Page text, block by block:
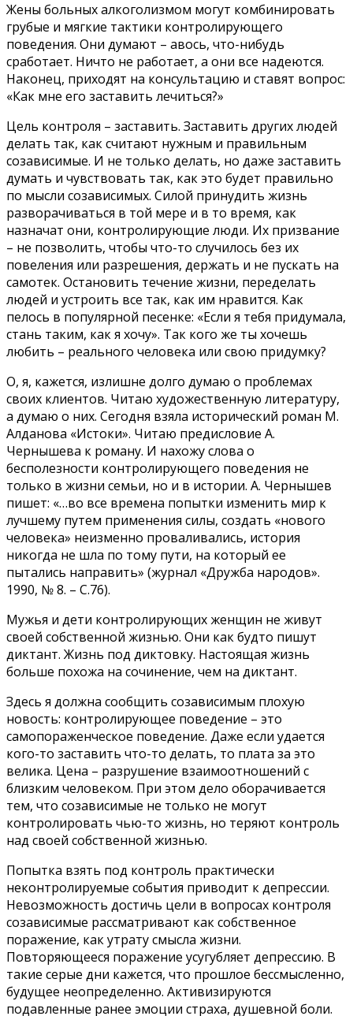
Жены больных алкоголизмом могут комбинировать
грубые и мягкие тактики контролирующего
поведения. Они думают – авось, что-нибудь
сработает. Ничто не работает, а они все надеются.
Наконец, приходят на консультацию и ставят вопрос:
«Как мне его заставить лечиться?»
Цель контроля – заставить. Заставить других людей
делать так, как считают нужным и правильным
созависимые. И не только делать, но даже заставить
думать и чувствовать так, как это будет правильно
по мысли созависимых. Силой принудить жизнь
разворачиваться в той мере и в то время, как
назначат они, контролирующие люди. Их призвание
– не позволить, чтобы что-то случилось без их
повеления или разрешения, держать и не пускать на
самотек. Остановить течение жизни, переделать
людей и устроить все так, как им нравится. Как
пелось в популярной песенке: «Если я тебя придумала,
стань таким, как я хочу». Так кого же ты хочешь
любить – реального человека или свою придумку?
О, я, кажется, излишне долго думаю о проблемах
своих клиентов. Читаю художественную литературу,
а думаю о них. Сегодня взяла исторический роман М.
Алданова «Истоки». Читаю предисловие А.
Чернышева к роману. И нахожу слова о
бесполезности контролирующего поведения не
только в жизни семьи, но и в истории. А. Чернышев
пишет: «…во все времена попытки изменить мир к
лучшему путем применения силы, создать «нового
человека» неизменно проваливались, история
никогда не шла по тому пути, на который ее
пытались направить» (журнал «Дружба народов».
1990, № 8. – С.76).
Мужья и дети контролирующих женщин не живут
своей собственной жизнью. Они как будто пишут
диктант. Жизнь под диктовку. Настоящая жизнь
больше похожа на сочинение, чем на диктант.
Здесь я должна сообщить созависимым плохую
новость: контролирующее поведение – это
самопораженческое поведение. Даже если удается
кого-то заставить что-то делать, то плата за это
велика. Цена – разрушение взаимоотношений с
близким человеком. При этом дело оборачивается
тем, что созависимые не только не могут
контролировать чью-то жизнь, но теряют контроль
над своей собственной жизнью.
Попытка взять под контроль практически
неконтролируемые события приводит к депрессии.
Невозможность достичь цели в вопросах контроля
созависимые рассматривают как собственное
поражение, как утрату смысла жизни.
Повторяющееся поражение усугубляет депрессию. В
такие серые дни кажется, что прошлое бессмысленно,
будущее неопределенно. Активизируются
подавленные ранее эмоции страха, душевной боли.